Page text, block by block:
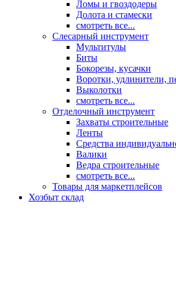
Ломы и гвоздодеры
Долота и стамески
смотреть все...
Слесарный инструмент
Мультитулы
Биты
Бокорезы, кусачки
Воротки, удлинители,
Выколотки
смотреть все...
Отделочный инструмент
Захваты строительные
Ленты
Средства
Валики
Ведра строительные
смотреть все...
Товары для маркетплейсов
Хозбыт склад